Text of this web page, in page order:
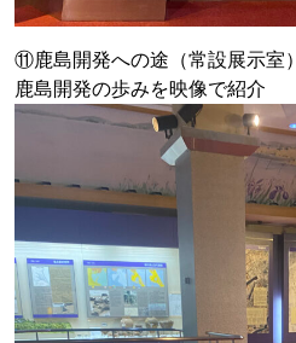
⑪鹿島開発への途（常設展示室）
鹿島開発の歩みを映像で紹介